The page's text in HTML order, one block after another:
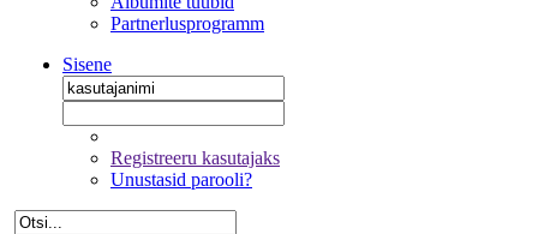
Partnerlusprogramm
Sisene
Registreeru kasutajaks
Unustasid parooli?